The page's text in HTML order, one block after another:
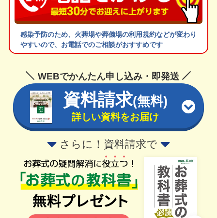
感染予防のため、火葬場や葬儀場の利用規約などが変わり
やすいので、お電話でのご相談がおすすめです
WEBでかんたん申し込み・即発送
資料請求(無料)
詳しい資料をお届け
さらに！資料請求で